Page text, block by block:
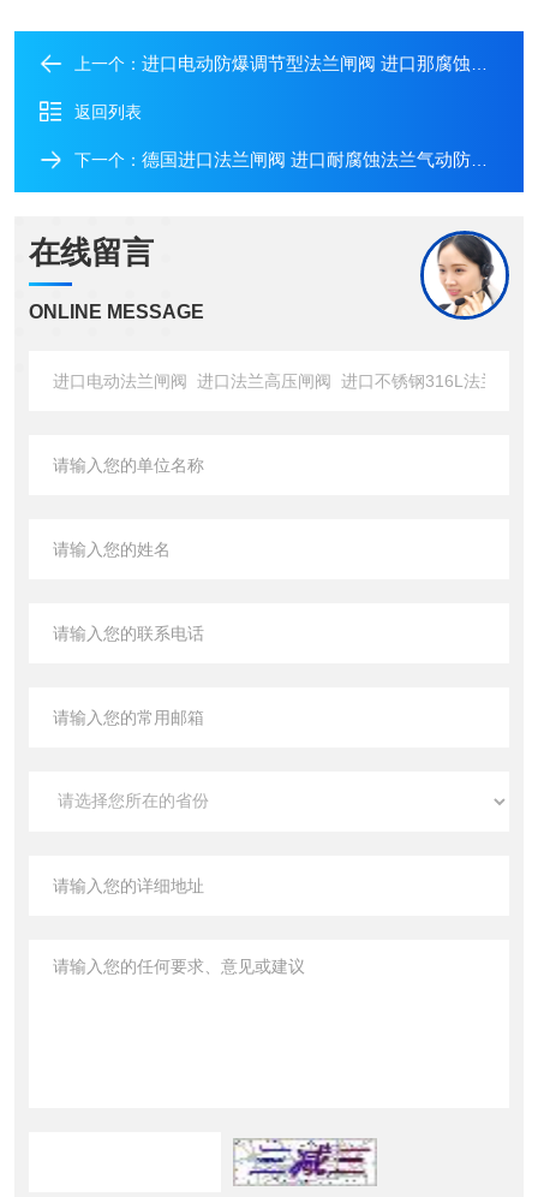
上一个： 进口电动防爆调节型法兰闸阀 进口那腐蚀法兰闸阀
返回列表
下一个： 德国进口法兰闸阀 进口耐腐蚀法兰气动防爆BT4闸阀
在线留言
ONLINE MESSAGE